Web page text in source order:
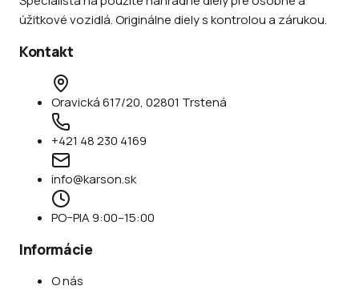
úžitkové vozidlá. Originálne diely s kontrolou a zárukou.
Kontakt
Oravická 617/20, 02801 Trstená
+421 48 230 4169
info@karson.sk
PO–PIA 9:00–15:00
Informácie
O nás